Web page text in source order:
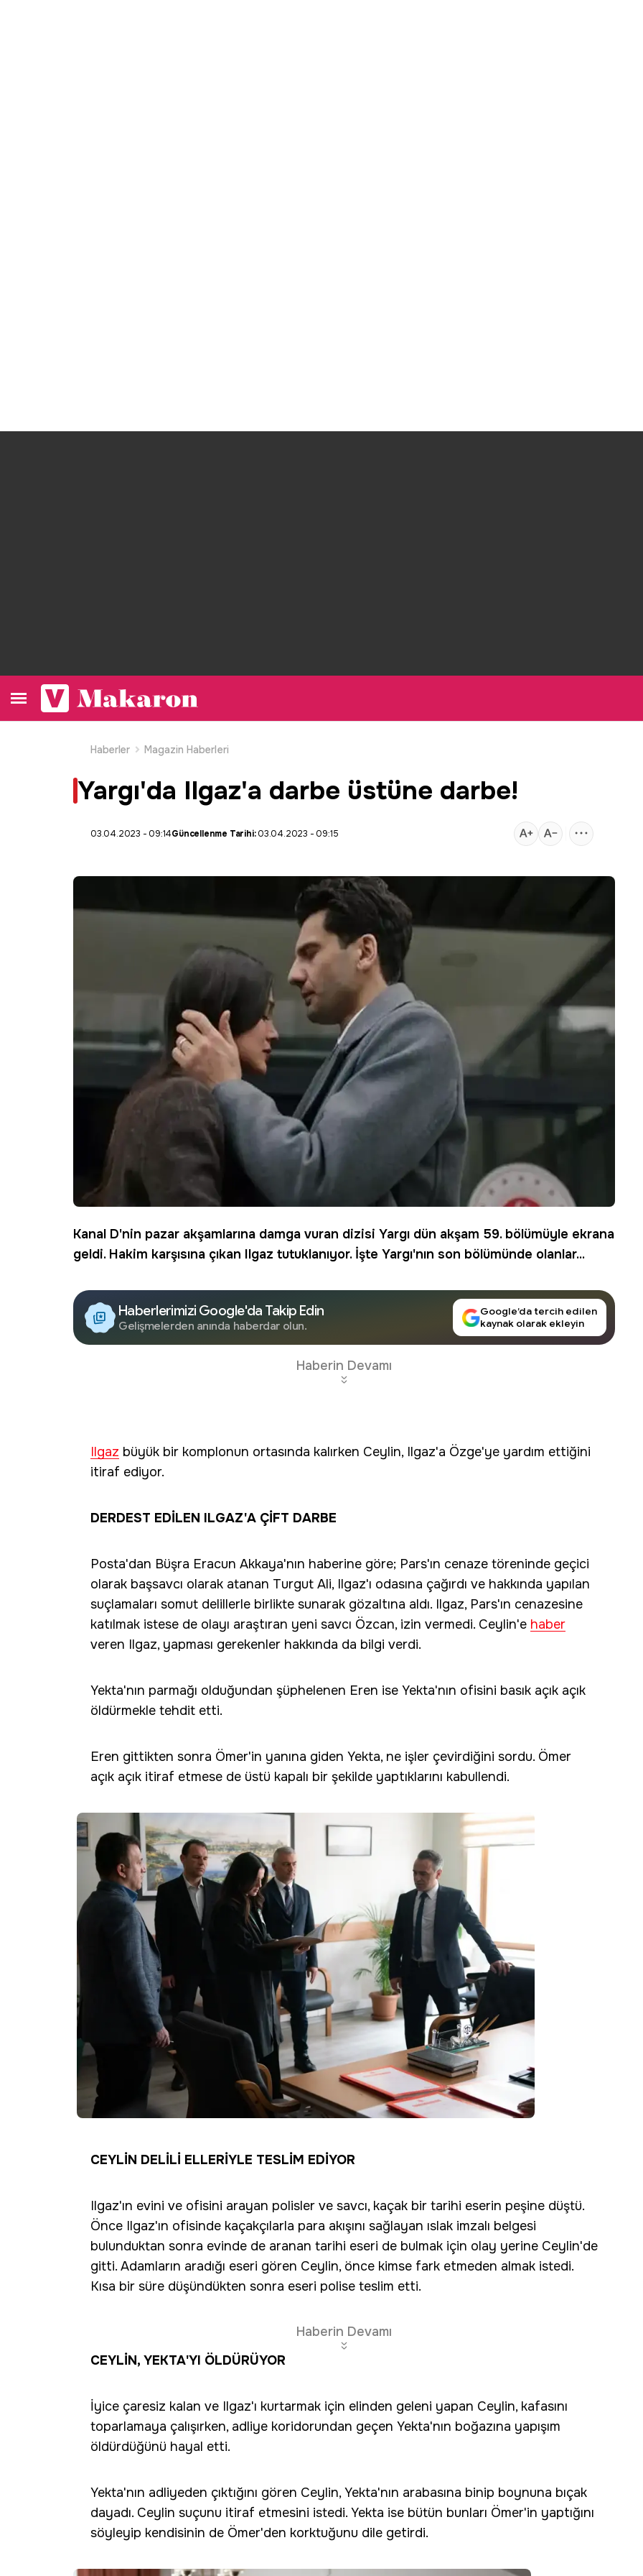
Haberler Magazin Haberleri
Yargı'da Ilgaz'a darbe üstüne darbe!
03.04.2023 - 09:14Güncellenme Tarihi:03.04.2023 - 09:15
Kanal D'nin pazar akşamlarına damga vuran dizisi Yargı dün akşam 59. bölümüyle ekrana
geldi. Hakim karşısına çıkan Ilgaz tutuklanıyor. İşte Yargı'nın son bölümünde olanlar...
Haberlerimizi Google'da Takip Edin
Gelişmelerden anında haberdar olun.
Google’da tercih edilen
kaynak olarak ekleyin
Haberin Devamı
Ilgaz büyük bir komplonun ortasında kalırken Ceylin, Ilgaz'a Özge'ye yardım ettiğini
itiraf ediyor.
DERDEST EDİLEN ILGAZ'A ÇİFT DARBE
Posta'dan Büşra Eracun Akkaya'nın haberine göre; Pars'ın cenaze töreninde geçici
olarak başsavcı olarak atanan Turgut Ali, Ilgaz'ı odasına çağırdı ve hakkında yapılan
suçlamaları somut delillerle birlikte sunarak gözaltına aldı. Ilgaz, Pars'ın cenazesine
katılmak istese de olayı araştıran yeni savcı Özcan, izin vermedi. Ceylin'e haber
veren Ilgaz, yapması gerekenler hakkında da bilgi verdi.
Yekta'nın parmağı olduğundan şüphelenen Eren ise Yekta'nın ofisini basık açık açık
öldürmekle tehdit etti.
Eren gittikten sonra Ömer'in yanına giden Yekta, ne işler çevirdiğini sordu. Ömer
açık açık itiraf etmese de üstü kapalı bir şekilde yaptıklarını kabullendi.
CEYLİN DELİLİ ELLERİYLE TESLİM EDİYOR
Ilgaz'ın evini ve ofisini arayan polisler ve savcı, kaçak bir tarihi eserin peşine düştü.
Önce Ilgaz'ın ofisinde kaçakçılarla para akışını sağlayan ıslak imzalı belgesi
bulunduktan sonra evinde de aranan tarihi eseri de bulmak için olay yerine Ceylin'de
gitti. Adamların aradığı eseri gören Ceylin, önce kimse fark etmeden almak istedi.
Kısa bir süre düşündükten sonra eseri polise teslim etti.
Haberin Devamı
CEYLİN, YEKTA'YI ÖLDÜRÜYOR
İyice çaresiz kalan ve Ilgaz'ı kurtarmak için elinden geleni yapan Ceylin, kafasını
toparlamaya çalışırken, adliye koridorundan geçen Yekta'nın boğazına yapışım
öldürdüğünü hayal etti.
Yekta'nın adliyeden çıktığını gören Ceylin, Yekta'nın arabasına binip boynuna bıçak
dayadı. Ceylin suçunu itiraf etmesini istedi. Yekta ise bütün bunları Ömer'in yaptığını
söyleyip kendisinin de Ömer'den korktuğunu dile getirdi.